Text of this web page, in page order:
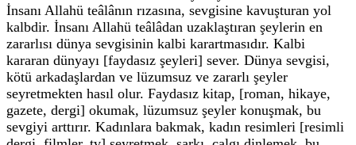
İnsanı Allahü teâlânın rızasına, sevgisine kavuşturan yol
kalbdir. İnsanı Allahü teâlâdan uzaklaştıran şeylerin en
zararlısı dünya sevgisinin kalbi karartmasıdır. Kalbi
kararan dünyayı [faydasız şeyleri] sever. Dünya sevgisi,
kötü arkadaşlardan ve lüzumsuz ve zararlı şeyler
seyretmekten hasıl olur. Faydasız kitap, [roman, hikaye,
gazete, dergi] okumak, lüzumsuz şeyler konuşmak, bu
sevgiyi arttırır. Kadınlara bakmak, kadın resimleri [resimli